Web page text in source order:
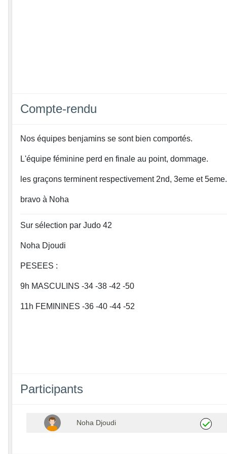
Compte-rendu
Nos équipes benjamins se sont bien comportés.
L'équipe féminine perd en finale au point, dommage.
les graçons terminent respectivement 2nd, 3eme et 5eme.
bravo à Noha
Sur sélection par Judo 42
Noha Djoudi
PESEES :
9h MASCULINS -34 -38 -42 -50
11h FEMININES -36 -40 -44 -52
Participants
Noha Djoudi